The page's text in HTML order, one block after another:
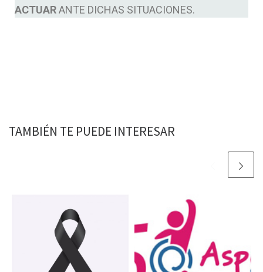
ACTUARANTE DICHAS SITUACIONES.
TAMBIÉN TE PUEDE INTERESAR